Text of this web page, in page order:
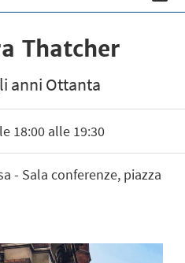
Thatcher
anni Ottanta
18:00 alle 19:30
- Sala conferenze, piazza